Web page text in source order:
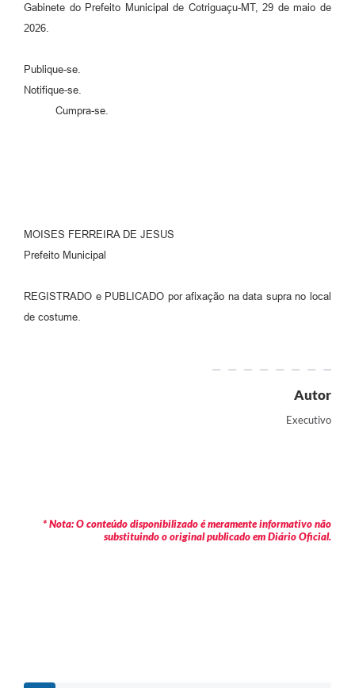
Gabinete do Prefeito Municipal de Cotriguaçu-MT, 29 de maio de
2026.
Publique-se.
Notifique-se.
Cumpra-se.
MOISES FERREIRA DE JESUS
Prefeito Municipal
REGISTRADO e PUBLICADO por afixação na data supra no local
de costume.
Autor
Executivo
* Nota: O conteúdo disponibilizado é meramente informativo não
substituindo o original publicado em Diário Oficial.